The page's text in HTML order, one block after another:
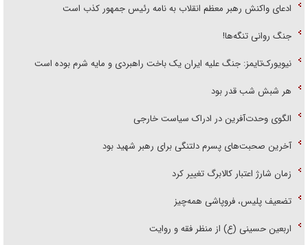
ادعای واکنش رهبر معظم انقلاب به نامه رئیس جمهور کذب است
جنگ روانی تنگه‌ها!
نیویورک‌تایمز: جنگ علیه ایران یک باخت راهبردی و مایه شرم بوده است
هر شبش شب قدر بود
الگوی وحدت‌آفرین در ادراک سیاست خارجی
آخرین صحبت‌های پسرم دلتنگی برای رهبر شهید بود
زمان شارژ اعتبار کالابرگ تغییر کرد
تضعیف پلیس، فروپاشی همه‌چیز
اربعین حسینی (ع) از منظر فقه و روایت